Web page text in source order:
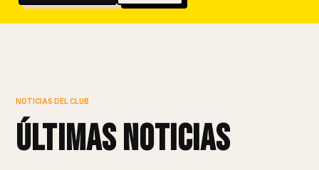
NOTICIAS DEL CLUB
últimas noticias